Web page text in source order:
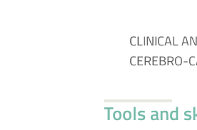
CLINICAL
CEREBRO-
Tools and